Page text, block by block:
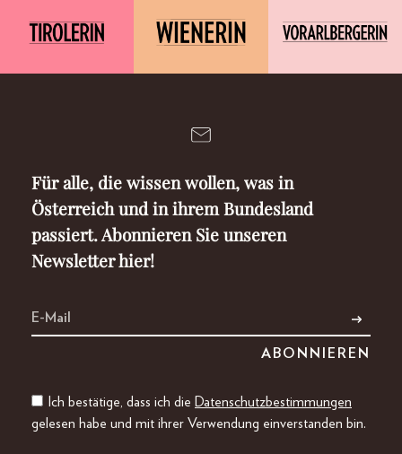
Für alle, die wissen wollen, was in
Österreich und in ihrem Bundesland
passiert. Abonnieren Sie unseren
Newsletter hier!
Ich bestätige, dass ich die Datenschutzbestimmungen
gelesen habe und mit ihrer Verwendung einverstanden bin.